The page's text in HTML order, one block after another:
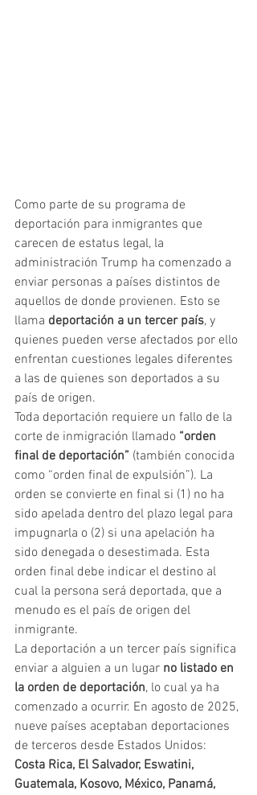
Como parte de su programa de
deportación para inmigrantes que
carecen de estatus legal, la
administración Trump ha comenzado a
enviar personas a países distintos de
aquellos de donde provienen. Esto se
llama deportación a un tercer país, y
quienes pueden verse afectados por ello
enfrentan cuestiones legales diferentes
a las de quienes son deportados a su
país de origen.
Toda deportación requiere un fallo de la
corte de inmigración llamado “orden
final de deportación” (también conocida
como “orden final de expulsión”). La
orden se convierte en final si (1) no ha
sido apelada dentro del plazo legal para
impugnarla o (2) si una apelación ha
sido denegada o desestimada. Esta
orden final debe indicar el destino al
cual la persona será deportada, que a
menudo es el país de origen del
inmigrante.
La deportación a un tercer país significa
enviar a alguien a un lugar no listado en
la orden de deportación, lo cual ya ha
comenzado a ocurrir. En agosto de 2025,
nueve países aceptaban deportaciones
de terceros desde Estados Unidos:
Costa Rica, El Salvador, Eswatini,
Guatemala, Kosovo, México, Panamá,